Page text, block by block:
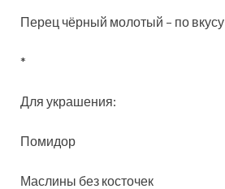
Перец чёрный молотый – по вкусу
*
Для украшения:
Помидор
Маслины без косточек